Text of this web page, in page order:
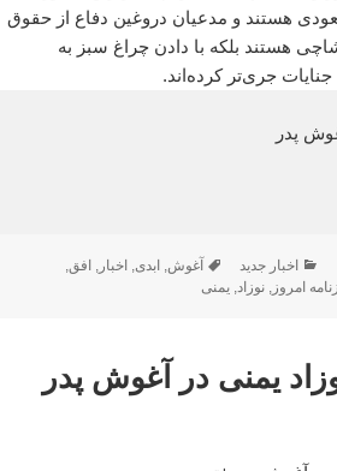
هستند و مدعیان دروغین دفاع از حقوق
هستند بلکه با دادن چراغ سبز به
جنایات جری‌تر کرده‌اند.
پدر
نویسندهدسته‌ها
اخبار جدید برچسب‌ها
آغوش, ابدی, اخبار, افق,
امروز,نوزاد,یمنی
یمنی در آغوش پدر